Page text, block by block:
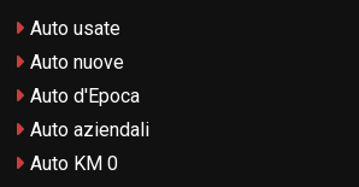
Auto usate
Auto nuove
Auto d'Epoca
Auto aziendali
Auto KM 0